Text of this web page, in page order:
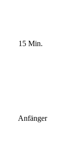
15 Min.
Anfänger